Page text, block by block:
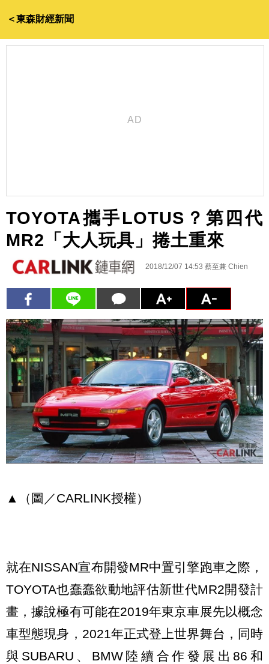
＜東森財經新聞
TOYOTA攜手LOTUS？第四代
MR2「大人玩具」捲土重來
2018/12/07 14:53 蔡至兼 Chien
▲（圖／CARLINK授權）
就在NISSAN宣布開發MR中置引擎跑車之際，
TOYOTA也蠢蠢欲動地評估新世代MR2開發計
畫，據說極有可能在2019年東京車展先以概念
車型態現身，2021年正式登上世界舞台，同時
與SUBARU、BMW陸續合作發展出86和